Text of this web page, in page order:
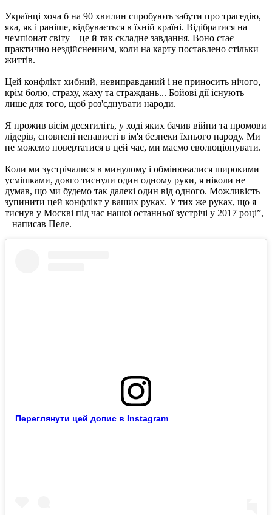
Українці хоча б на 90 хвилин спробують забути про трагедію,
яка, як і раніше, відбувається в їхній країні. Відібратися на
чемпіонат світу – це й так складне завдання. Воно стає
практично нездійсненним, коли на карту поставлено стільки
життів.
Цей конфлікт хибний, невиправданий і не приносить нічого,
крім болю, страху, жаху та страждань... Бойові дії існують
лише для того, щоб роз'єднувати народи.
Я прожив вісім десятиліть, у ході яких бачив війни та промови
лідерів, сповнені ненависті в ім'я безпеки їхнього народу. Ми
не можемо повертатися в цей час, ми маємо еволюціонувати.
Коли ми зустрічалися в минулому і обмінювалися широкими
усмішками, довго тиснули один одному руки, я ніколи не
думав, що ми будемо так далекі один від одного. Можливість
зупинити цей конфлікт у ваших руках. У тих же руках, що я
тиснув у Москві під час нашої останньої зустрічі у 2017 році”,
– написав Пеле.
Переглянути цей допис в Instagram